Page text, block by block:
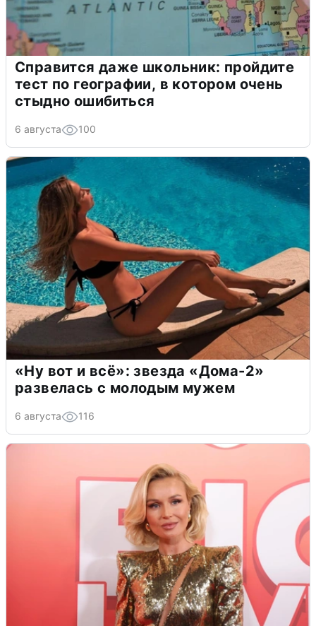
Справится даже школьник: пройдите
тест по географии, в котором очень
стыдно ошибиться
6 августа 100
«Ну вот и всё»: звезда «Дома-2»
развелась с молодым мужем
6 августа 116